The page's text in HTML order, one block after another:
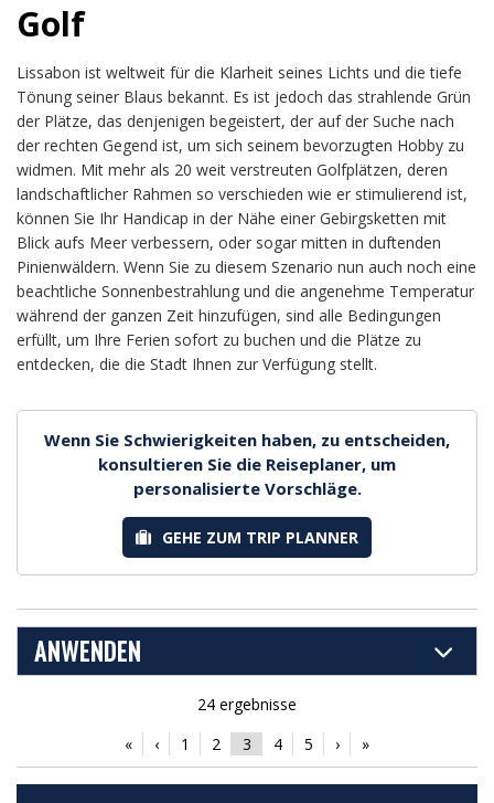
Golf
Lissabon ist weltweit für die Klarheit seines Lichts und die tiefe
Tönung seiner Blaus bekannt. Es ist jedoch das strahlende Grün
der Plätze, das denjenigen begeistert, der auf der Suche nach
der rechten Gegend ist, um sich seinem bevorzugten Hobby zu
widmen. Mit mehr als 20 weit verstreuten Golfplätzen, deren
landschaftlicher Rahmen so verschieden wie er stimulierend ist,
können Sie Ihr Handicap in der Nähe einer Gebirgsketten mit
Blick aufs Meer verbessern, oder sogar mitten in duftenden
Pinienwäldern. Wenn Sie zu diesem Szenario nun auch noch eine
beachtliche Sonnenbestrahlung und die angenehme Temperatur
während der ganzen Zeit hinzufügen, sind alle Bedingungen
erfüllt, um Ihre Ferien sofort zu buchen und die Plätze zu
entdecken, die die Stadt Ihnen zur Verfügung stellt.
Wenn Sie Schwierigkeiten haben, zu entscheiden,
konsultieren Sie die Reiseplaner, um
personalisierte Vorschläge.
GEHE ZUM TRIP PLANNER
ANWENDEN
24 ergebnisse
«
‹ 1 2 3 4 5 › »